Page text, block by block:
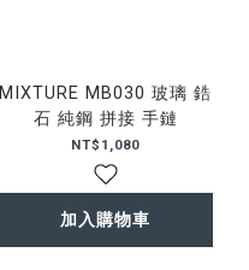
MIXTURE MB030 玻璃 鋯
石 純鋼 拼接 手鏈
NT$1,080
加入購物車